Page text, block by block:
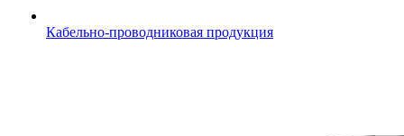
Кабельно-проводниковая продукция